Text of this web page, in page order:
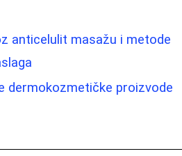
anticelulit masažu i metode
dermokozmetičke proizvode